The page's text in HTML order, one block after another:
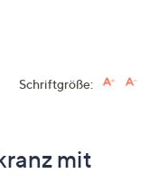
Schriftgröße:
mit